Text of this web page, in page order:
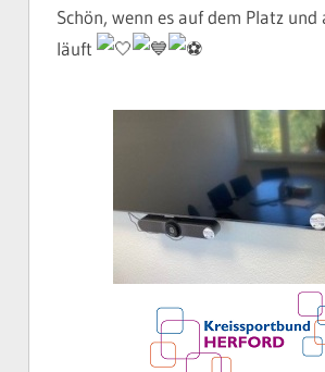
Schön, wenn es auf dem Platz und
läuft